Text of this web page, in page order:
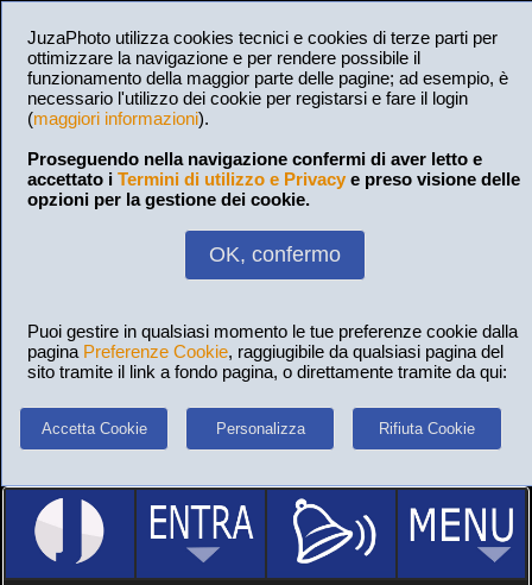
JuzaPhoto utilizza cookies tecnici e cookies di terze parti per
ottimizzare la navigazione e per rendere possibile il
funzionamento della maggior parte delle pagine; ad esempio, è
necessario l'utilizzo dei cookie per registarsi e fare il login
(maggiori informazioni).
Proseguendo nella navigazione confermi di aver letto e
accettato i Termini di utilizzo e Privacy e preso visione delle
opzioni per la gestione dei cookie.
OK, confermo
Puoi gestire in qualsiasi momento le tue preferenze cookie dalla
pagina Preferenze Cookie, raggiugibile da qualsiasi pagina del
sito tramite il link a fondo pagina, o direttamente tramite da qui:
Accetta Cookie Personalizza Rifiuta Cookie